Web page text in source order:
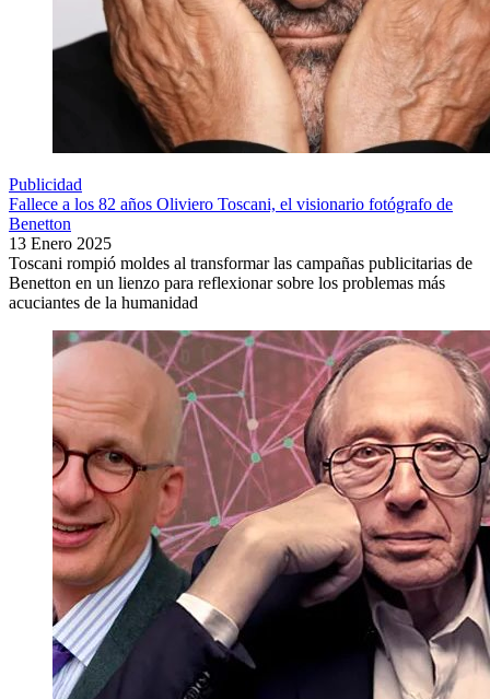
Publicidad
Fallece a los 82 años Oliviero Toscani, el visionario fotógrafo de
Benetton
13 Enero 2025
Toscani rompió moldes al transformar las campañas publicitarias de
Benetton en un lienzo para reflexionar sobre los problemas más
acuciantes de la humanidad